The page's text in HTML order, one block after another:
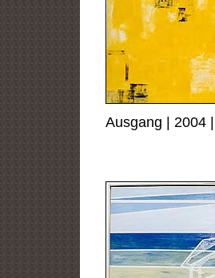
Ausgang | 2004